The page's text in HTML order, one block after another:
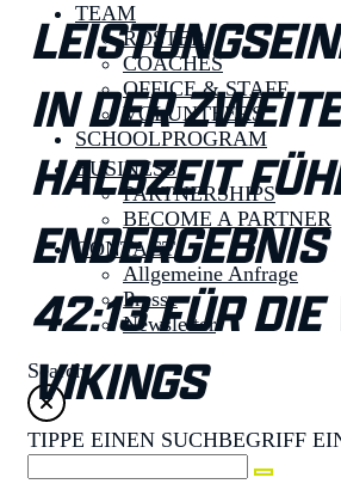
TEAM
ROSTER
COACHES
OFFICE & STAFF
VOLUNTEERS
SCHOOLPROGRAM
BUSINESS
PARTNERSHIPS
BECOME A PARTNER
CONTACT
Allgemeine Anfrage
Presse
Newsletter
Search
TIPPE EINEN SUCHBEGRIFF
IN DER
HALBZEIT
42:13 FÜR DIE
VIKINGS